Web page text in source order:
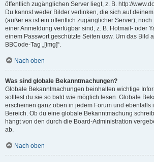
öffentlich zugänglichen Server liegt, z. B. http://
Du kannst weder Bilder verlinken, die sich auf
(außer es ist ein öffentlich zugänglicher Server),
einer Anmeldung verfügbar sind, z. B. Hotmail- oder
einem Passwort geschützte Seiten usw. Um das Bild
BBCode-Tag „[img]“.
Nach oben
Was sind globale Bekanntmachungen?
Globale Bekanntmachungen beinhalten wichtige
solltest du sie so bald wie möglich lesen. Globale
erscheinen ganz oben in jedem Forum und ebenfalls
Bereich. Ob du eine globale Bekanntmachung
hängt von den durch die Board-Administration
ab.
Nach oben